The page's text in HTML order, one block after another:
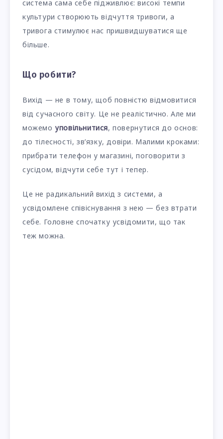
система сама себе підживлює: високі темпи
культури створюють відчуття тривоги, а
тривога стимулює нас пришвидшуватися ще
більше.
Що робити?
Вихід — не в тому, щоб повністю відмовитися
від сучасного світу. Це не реалістично. Але ми
можемо уповільнитися, повернутися до основ:
до тілесності, зв’язку, довіри. Малими кроками:
прибрати телефон у магазині, поговорити з
сусідом, відчути себе тут і тепер.
Це не радикальний вихід з системи, а
усвідомлене співіснування з нею — без втрати
себе. Головне спочатку усвідомити, що так
теж можна.